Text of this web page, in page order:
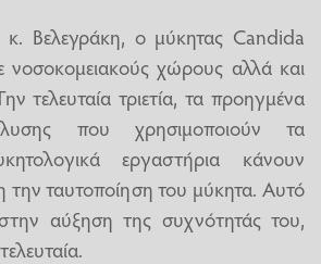
Βελεγράκη, ο μύκητας Candida
νοσοκομειακούς χώρους αλλά και
τελευταία τριετία, τα προηγμένα
που χρησιμοποιούν τα
εργαστήρια κάνουν
την ταυτοποίηση του μύκητα. Αυτό
στην αύξηση της συχνότητάς του,